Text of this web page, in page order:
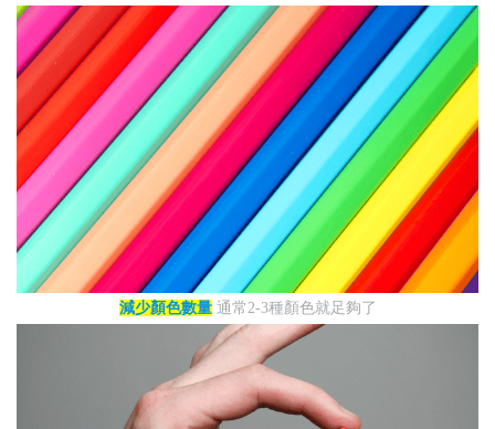
減少顏色數量通常2-3種顏色就足夠了